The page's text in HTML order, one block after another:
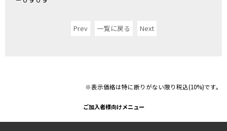
Prev 一覧に戻る Next
※表示価格は特に断りがない限り税込(10%)です。
ご加入者様向けメニュー